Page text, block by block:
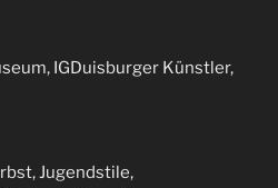
IGDuisburger Künstler,
Jugendstile,